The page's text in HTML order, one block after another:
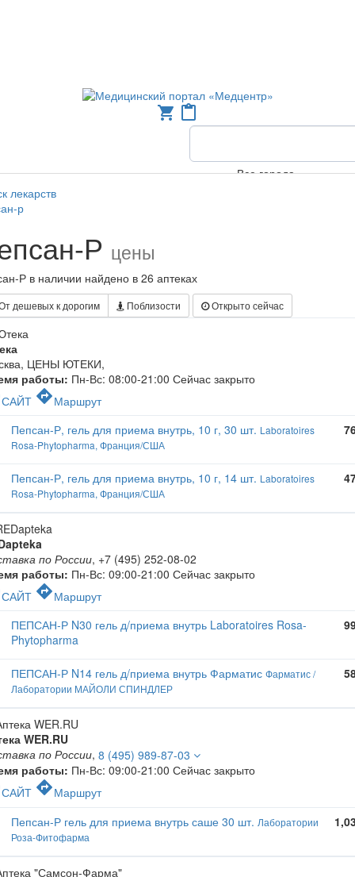
shopping_cart content_paste
Все города
лекарств
р
Р цены
Р в наличии найдено в 26 аптеках
дешевых к дорогим Поблизости Открыто сейчас
ЦЕНЫ ЮТЕКИ,
работы: Пн-Вс: 08:00-21:00 Сейчас закрыто
САЙТ directionsМаршрут
Пепсан-Р, гель для приема внутрь, 10 г, 30 шт. Laboratoires
Rosa-Phytopharma, Франция/США
Пепсан-Р, гель для приема внутрь, 10 г, 14 шт. Laboratoires
Rosa-Phytopharma, Франция/США
по России, +7 (495) 252-08-02
работы: Пн-Вс: 09:00-21:00 Сейчас закрыто
САЙТ directionsМаршрут
ПЕПСАН-Р N30 гель д/приема внутрь Laboratoires Rosa-
Phytopharma
ПЕПСАН-Р N14 гель д/приема внутрь Фарматис Фарматис /
Лаборатории МАЙОЛИ СПИНДЛЕР
WER.RU
по России, 8 (495) 989-87-03
работы: Пн-Вс: 09:00-21:00 Сейчас закрыто
САЙТ directionsМаршрут
Пепсан-Р гель для приема внутрь саше 30 шт. Лаборатории
Роза-Фитофарма